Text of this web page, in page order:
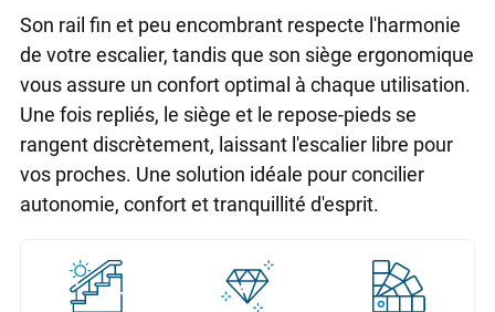
Son rail fin et peu encombrant respecte l'harmonie
de votre escalier, tandis que son siège ergonomique
vous assure un confort optimal à chaque utilisation.
Une fois repliés, le siège et le repose-pieds se
rangent discrètement, laissant l'escalier libre pour
vos proches. Une solution idéale pour concilier
autonomie, confort et tranquillité d'esprit.